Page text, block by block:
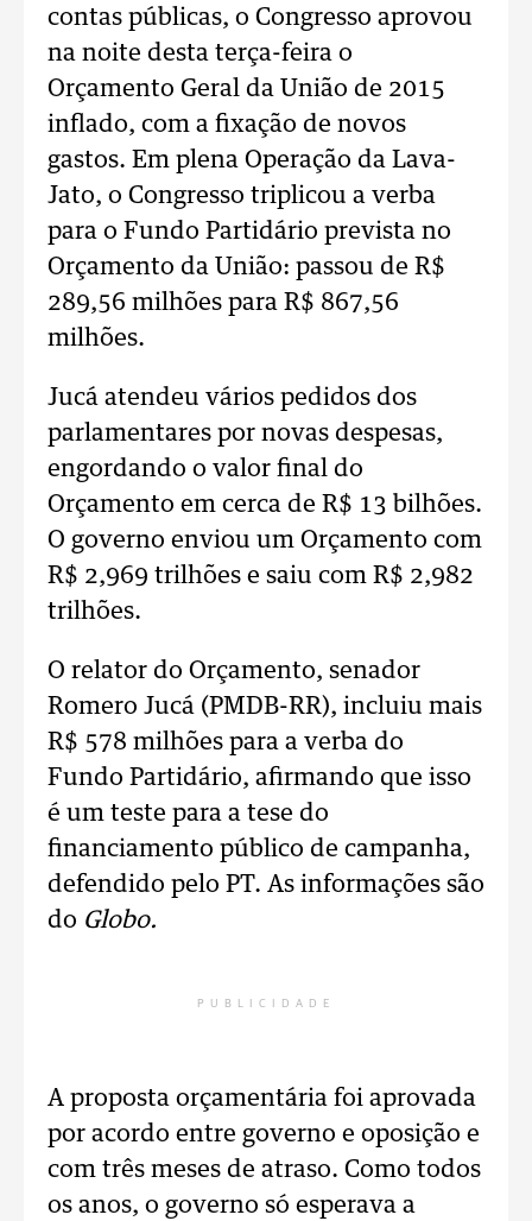
contas públicas, o Congresso aprovou
na noite desta terça-feira o
Orçamento Geral da União de 2015
inflado, com a fixação de novos
gastos. Em plena Operação da Lava-
Jato, o Congresso triplicou a verba
para o Fundo Partidário prevista no
Orçamento da União: passou de R$
289,56 milhões para R$ 867,56
milhões.
Jucá atendeu vários pedidos dos
parlamentares por novas despesas,
engordando o valor final do
Orçamento em cerca de R$ 13 bilhões.
O governo enviou um Orçamento com
R$ 2,969 trilhões e saiu com R$ 2,982
trilhões.
O relator do Orçamento, senador
Romero Jucá (PMDB-RR), incluiu mais
R$ 578 milhões para a verba do
Fundo Partidário, afirmando que isso
é um teste para a tese do
financiamento público de campanha,
defendido pelo PT. As informações são
do Globo.
PUBLICIDADE
A proposta orçamentária foi aprovada
por acordo entre governo e oposição e
com três meses de atraso. Como todos
os anos, o governo só esperava a